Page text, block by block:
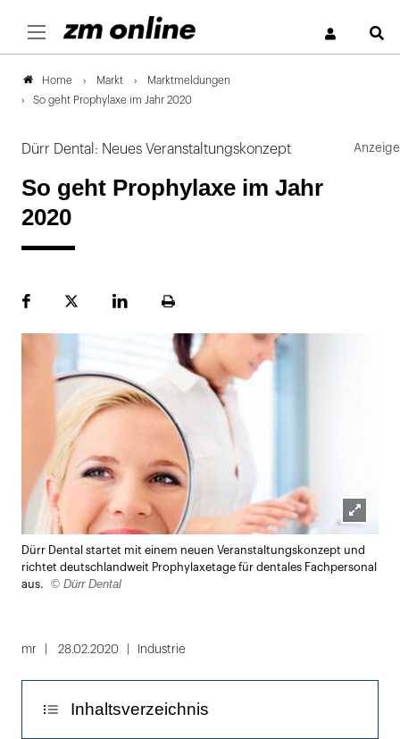
Home Markt
Marktmeldungen
So geht Prophylaxe im Jahr 2020
Dürr Dental: Neues Veranstaltungskonzept
So geht Prophylaxe im Jahr
2020
FacebookPlattformLinekdInSeite
Lightbox
öffnen
Dürr Dental startet mit einem neuen Veranstaltungskonzept und
richtet deutschlandweit Prophylaxetage für dentales Fachpersonal
aus.
© Dürr Dental
mr 28.02.2020 Industrie
Inhaltsverzeichnis